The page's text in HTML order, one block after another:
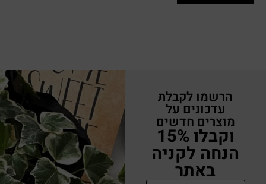
הרשמו לקבלת
עדכונים על
מוצרים חדשים
וקבלו 15%
הנחה לקניה
באתר